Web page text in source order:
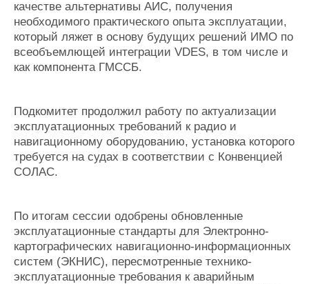
качестве альтернативы АИС, получения
необходимого практического опыта эксплуатации,
который ляжет в основу будущих решений ИМО по
всеобъемлющей интеграции VDES, в том числе и
как компонента ГМССБ.
Подкомитет продолжил работу по актуализации
эксплуатационных требований к радио и
навигационному оборудованию, установка которого
требуется на судах в соответствии с Конвенцией
СОЛАС.
По итогам сессии одобрены обновленные
эксплуатационные стандарты для Электронно-
картографических навигационно-информационных
систем (ЭКНИС), пересмотренные технико-
эксплуатационные требования к аварийным